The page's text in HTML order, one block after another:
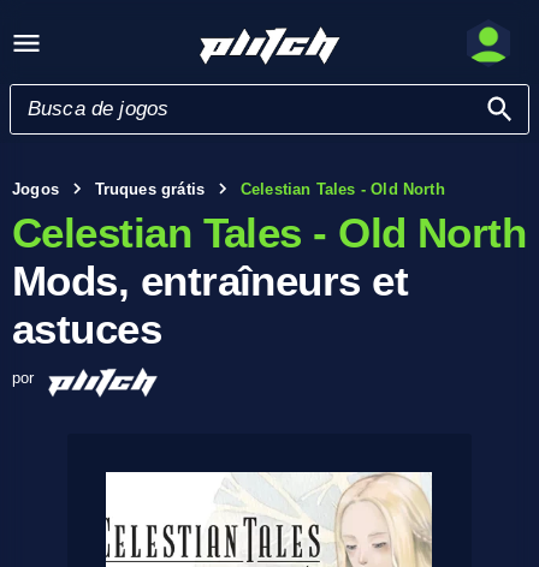
Jogos Truques grátis Celestian Tales - Old North
Celestian Tales - Old North
Mods, entraîneurs et
astuces
por